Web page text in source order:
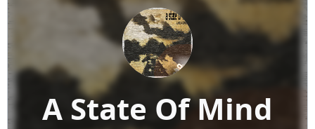
A State Of Mind